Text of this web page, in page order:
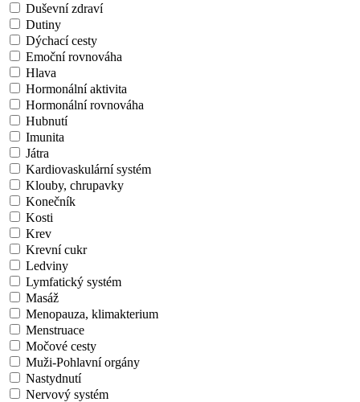
Duševní zdraví
Dutiny
Dýchací cesty
Emoční rovnováha
Hlava
Hormonální aktivita
Hormonální rovnováha
Hubnutí
Imunita
Játra
Kardiovaskulární systém
Klouby, chrupavky
Konečník
Kosti
Krev
Krevní cukr
Ledviny
Lymfatický systém
Masáž
Menopauza, klimakterium
Menstruace
Močové cesty
Muži-Pohlavní orgány
Nastydnutí
Nervový systém